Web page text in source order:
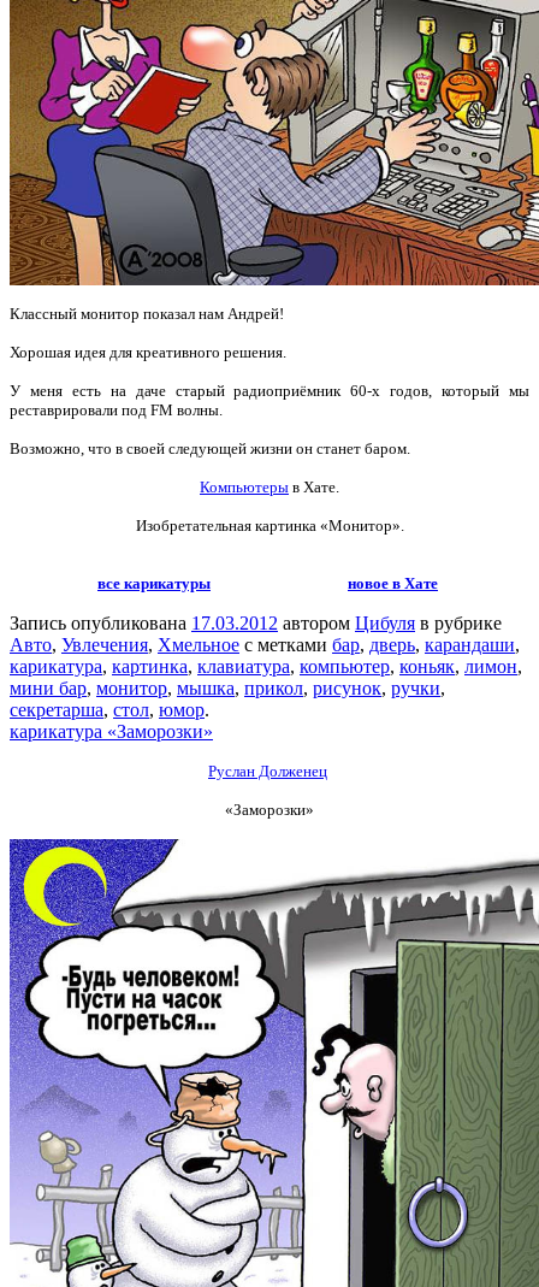
Классный монитор показал нам Андрей!
Хорошая идея для креативного решения.
У меня есть на даче старый радиоприёмник 60-х годов, который мы
реставрировали под FM волны.
Возможно, что в своей следующей жизни он станет баром.
Компьютеры в Хате.
Изобретательная картинка «Монитор».
все карикатуры новое в Хате
Запись опубликована 17.03.2012 автором Цибуля в рубрике
Авто, Увлечения, Хмельное с метками бар, дверь, карандаши,
карикатура, картинка, клавиатура, компьютер, коньяк, лимон,
мини бар, монитор, мышка, прикол, рисунок, ручки,
секретарша, стол, юмор.
карикатура «Заморозки»
Руслан Долженец
«Заморозки»